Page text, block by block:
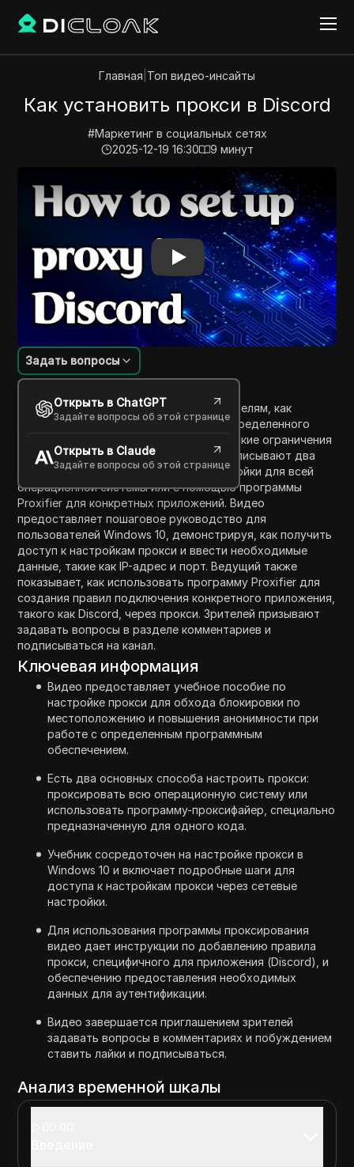
Главная Топ видео-инсайты
Как установить прокси в Discord
#Маркетинг в социальных сетях
2025-12-19 16:30
9 минут
Как установить прокси в Discord
Введение в содержание
Задать вопросы
Открыть в ChatGPT
Задайте вопросы об этой странице
Открыть в Claude
Задайте вопросы об этой странице
В этом видео ведущий показывает зрителям, как
настроить прокси с использованием определенного
кода, что помогает обойти географические ограничения
и повысить онлайн-анонимность. Они описывают два
метода настройки прокси: путем настройки для всей
операционной системы или с помощью программы
Proxifier для конкретных приложений. Видео
предоставляет пошаговое руководство для
пользователей Windows 10, демонстрируя, как получить
доступ к настройкам прокси и ввести необходимые
данные, такие как IP-адрес и порт. Ведущий также
показывает, как использовать программу Proxifier для
создания правил подключения конкретного приложения,
такого как Discord, через прокси. Зрителей призывают
задавать вопросы в разделе комментариев и
подписываться на канал.
Ключевая информация
Видео предоставляет учебное пособие по
настройке прокси для обхода блокировки по
местоположению и повышения анонимности при
работе с определенным программным
обеспечением.
Есть два основных способа настроить прокси:
проксировать всю операционную систему или
использовать программу-проксифайер, специально
предназначенную для одного кода.
Учебник сосредоточен на настройке прокси в
Windows 10 и включает подробные шаги для
доступа к настройкам прокси через сетевые
настройки.
Для использования программы проксирования
видео дает инструкции по добавлению правила
прокси, специфичного для приложения (Discord), и
обеспечению предоставления необходимых
данных для аутентификации.
Видео завершается приглашением зрителей
задавать вопросы в комментариях и побуждением
ставить лайки и подписываться.
Анализ временной шкалы